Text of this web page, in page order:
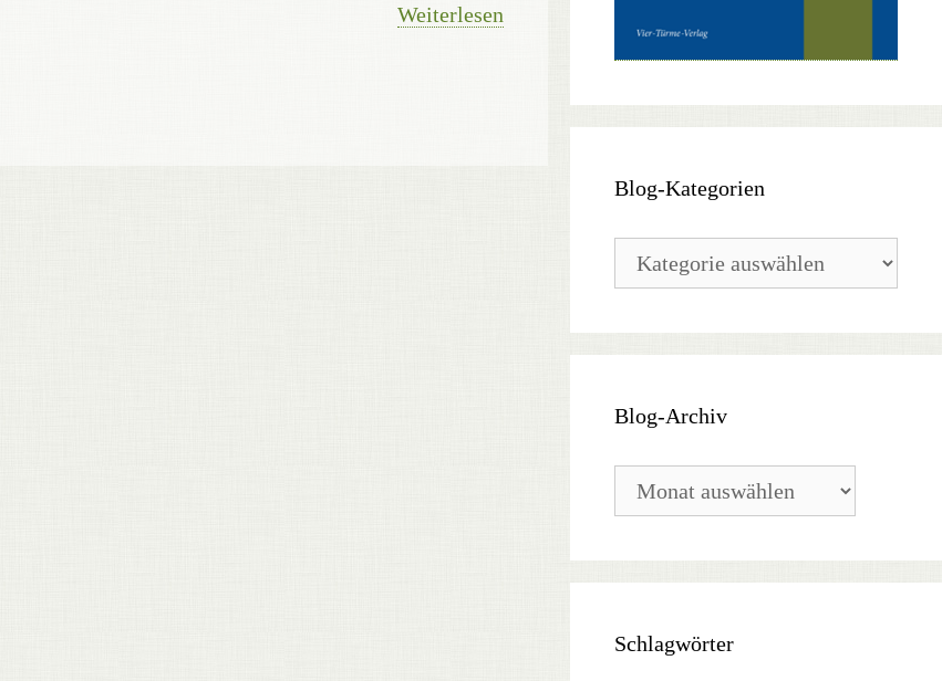
Weiterlesen
Blog-Kategorien
Kategorien
Blog-Archiv
Archiv
Schlagwörter